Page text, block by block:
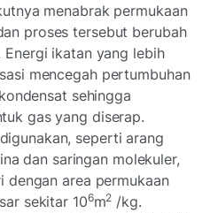
menabrak permukaan
proses tersebut berubah
ikatan yang lebih
mencegah pertumbuhan
sehingga
gas yang diserap.
seperti arang
dan saringan molekuler,
area permukaan
sekitar 106m2 /kg.